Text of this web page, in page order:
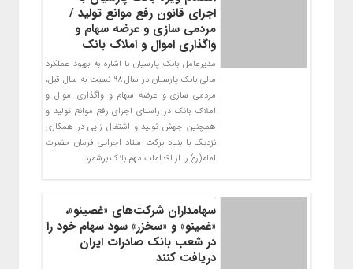
اجرای قانون رفع موانع تولید /
مردمی سازی و عرضه سهام و
واگذاری اموال و املاک بانک
مدیرعامل بانک پارسیان با اشاره به بهبود عملکرد
مالی بانک پارسیان در سال 98 نسبت به سال قبل،
مردمی سازی و عرضه سهام و واگذاری اموال و
املاک بانک در راستای اجرای رفع موانع تولید و
همچنین جهش تولید و اشتغال زایی در همکاری
نزدیک با بنیاد برکت ستاد اجرایی فرمان حضرت
امام(ره) را از اقدامات مهم بانک برشمرد.
​سهامداران شرکت‌های «غصینو»،
«غمینو» و «سخزر» سود سهام خود را
در شعب بانک صادرات ایران
دریافت کنند